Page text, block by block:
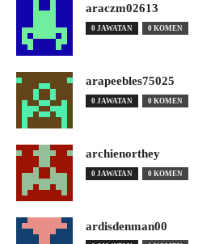
araczm02613
0 JAWATAN 0 KOMEN
arapeebles75025
0 JAWATAN 0 KOMEN
archienorthey
0 JAWATAN 0 KOMEN
ardisdenman00